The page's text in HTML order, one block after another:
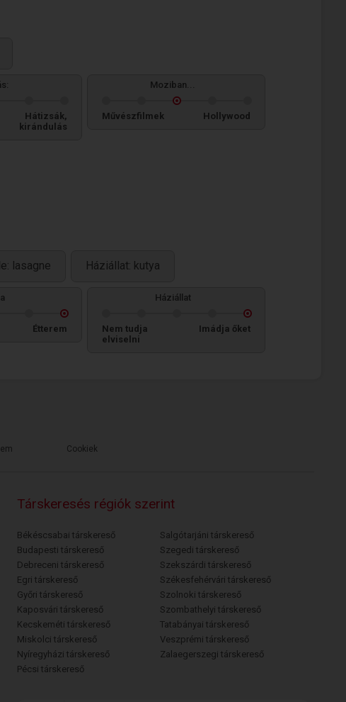
Hátizsák,
kirándulás
Moziban...
Művészfilmek Hollywood
lasagne Háziállat: kutya
Étterem
Háziállat
Nem tudja
elviselni
Imádja őket
Cookiek
Társkeresés régiók szerint
Békéscsabai társkereső
Budapesti társkereső
Debreceni társkereső
Egri társkereső
Győri társkereső
Kaposvári társkereső
Kecskeméti társkereső
Miskolci társkereső
Nyíregyházi társkereső
Pécsi társkereső
Salgótarjáni társkereső
Szegedi társkereső
Szekszárdi társkereső
Székesfehérvári társkereső
Szolnoki társkereső
Szombathelyi társkereső
Tatabányai társkereső
Veszprémi társkereső
Zalaegerszegi társkereső